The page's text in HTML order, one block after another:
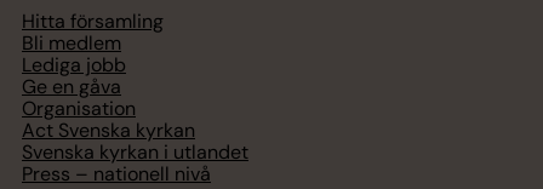
Hitta församling
Bli medlem
Lediga jobb
Ge en gåva
Organisation
Act Svenska kyrkan
Svenska kyrkan i utlandet
Press – nationell nivå